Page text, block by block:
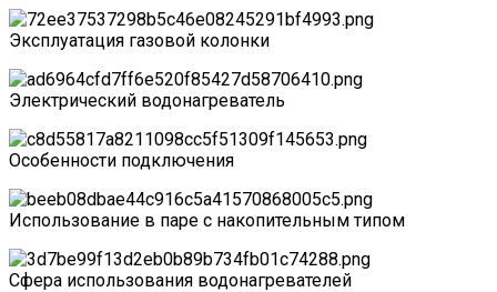
Эксплуатация газовой колонки
Электрический водонагреватель
Особенности подключения
Использование в паре с накопительным типом
Сфера использования водонагревателей